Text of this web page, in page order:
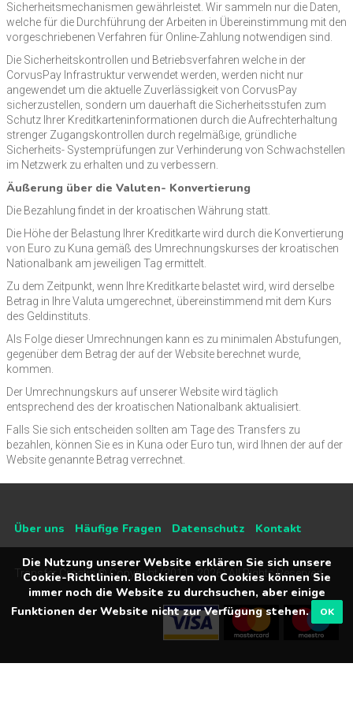
Sicherheitsmechanismen gewährleistet. Wir sammeln nur die Daten,
welche für die Durchführung der Arbeiten in Übereinstimmung mit den
vorgeschriebenen Verfahren für Online-Zahlung notwendigen sind.
Die Sicherheitskontrollen und Betriebsverfahren welche in der
CorvusPay Infrastruktur verwendet werden, werden nicht nur
angewendet um die aktuelle Zuverlässigkeit von CorvusPay
sicherzustellen, sondern um dauerhaft die Sicherheitsstufen zum
Schutz Ihrer Kreditkarteninformationen durch die Aufrechterhaltung
strenger Zugangskontrollen durch regelmäßige, gründliche
Sicherheits- Systemprüfungen zur Verhinderung von Schwachstellen
im Netzwerk zu erhalten und zu verbessern.
Äußerung über die Valuten- Konvertierung
Die Bezahlung findet in der kroatischen Währung statt.
Die Höhe der Belastung Ihrer Kreditkarte wird durch die Konvertierung
von Euro zu Kuna gemäß des Umrechnungskurses der kroatischen
Nationalbank am jeweiligen Tag ermittelt.
Zu dem Zeitpunkt, wenn Ihre Kreditkarte belastet wird, wird derselbe
Betrag in Ihre Valuta umgerechnet, übereinstimmend mit dem Kurs
des Geldinstituts.
Als Folge dieser Umrechnungen kann es zu minimalen Abstufungen,
gegenüber dem Betrag der auf der Website berechnet wurde,
kommen.
Der Umrechnungskurs auf unserer Website wird täglich
entsprechend des der kroatischen Nationalbank aktualisiert.
Falls Sie sich entscheiden sollten am Tage des Transfers zu
bezahlen, können Sie es in Kuna oder Euro tun, wird Ihnen der auf der
Website genannte Betrag verrechnet.
Über uns Häufige Fragen Datenschutz Kontakt
Transfer Croatia © Copyright (2011 - 2026) All Rights Reserved
Die Nutzung unserer Website erklären Sie sich unsere
Cookie-Richtlinien. Blockieren von Cookies können Sie
immer noch die Website zu durchsuchen, aber einige
Funktionen der Website nicht zur Verfügung stehen.
OK